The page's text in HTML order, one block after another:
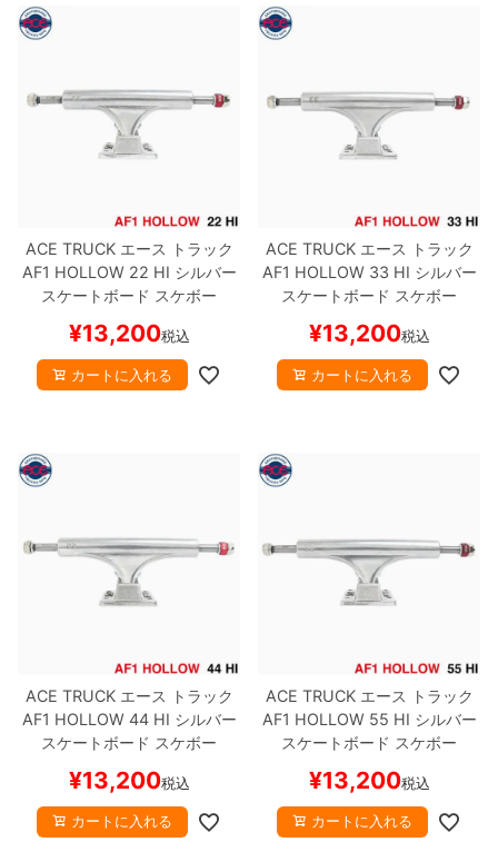
ACE TRUCKエース トラック
AF1 HOLLOW22 HI シルバー
スケートボード スケボー
¥13,200税込
カートに入れる
ACE TRUCKエース トラック
AF1 HOLLOW33 HI シルバー
スケートボード スケボー
¥13,200税込
カートに入れる
ACE TRUCKエース トラック
AF1 HOLLOW44 HI シルバー
スケートボード スケボー
¥13,200税込
カートに入れる
ACE TRUCKエース トラック
AF1 HOLLOW55 HI シルバー
スケートボード スケボー
¥13,200税込
カートに入れる